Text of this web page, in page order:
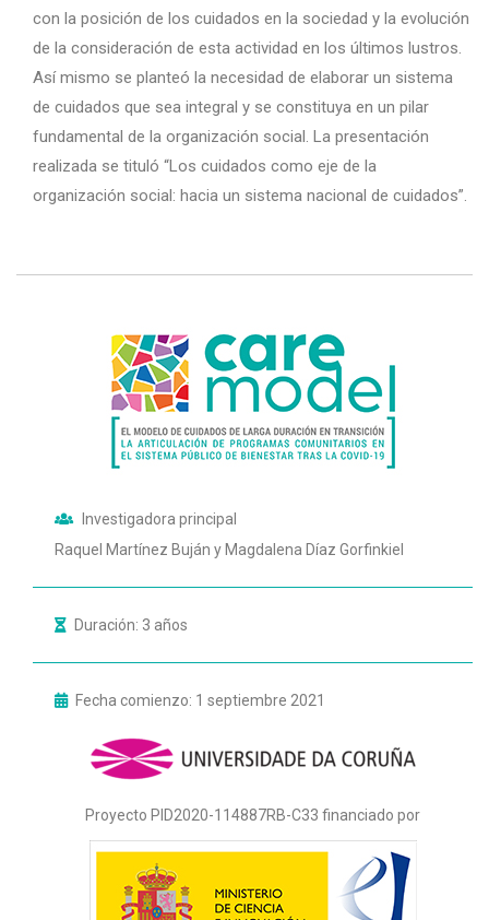
con la posición de los cuidados en la sociedad y la evolución
de la consideración de esta actividad en los últimos lustros.
Así mismo se planteó la necesidad de elaborar un sistema
de cuidados que sea integral y se constituya en un pilar
fundamental de la organización social. La presentación
realizada se tituló “Los cuidados como eje de la
organización social: hacia un sistema nacional de cuidados”.
Investigadora principal
Raquel Martínez Buján y Magdalena Díaz Gorfinkiel
Duración: 3 años
Fecha comienzo: 1 septiembre 2021
Proyecto PID2020-114887RB-C33 financiado por